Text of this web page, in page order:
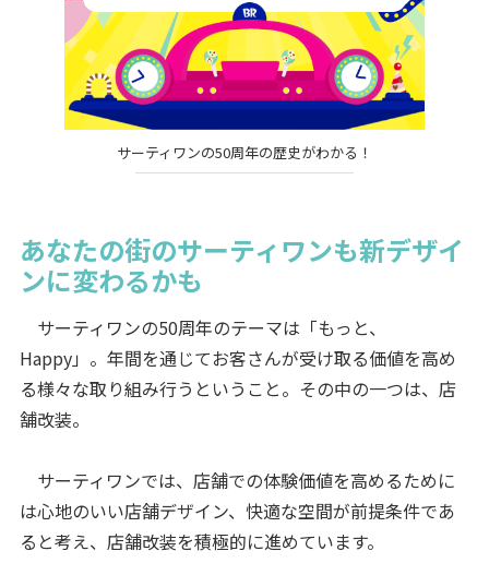
サーティワンの50周年の歴史がわかる！
あなたの街のサーティワンも新デザイ
ンに変わるかも
サーティワンの50周年のテーマは「もっと、
Happy」。年間を通じてお客さんが受け取る価値を高め
る様々な取り組み行うということ。その中の一つは、店
舗改装。
サーティワンでは、店舗での体験価値を高めるために
は心地のいい店舗デザイン、快適な空間が前提条件であ
ると考え、店舗改装を積極的に進めています。